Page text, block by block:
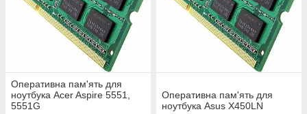
Оперативна пам'ять для
ноутбука Acer Aspire 5551,
5551G
Оперативна пам'ять для
ноутбука Asus X450LN